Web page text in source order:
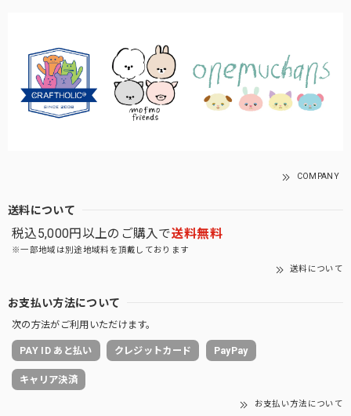
COMPANY
送料について
税込5,000円以上のご購入で送料無料
※一部地域は別途地域料を頂戴しております
送料について
お支払い方法について
次の方法がご利用いただけます。
PAY ID あと払い クレジットカード PayPay
キャリア決済
お支払い方法について